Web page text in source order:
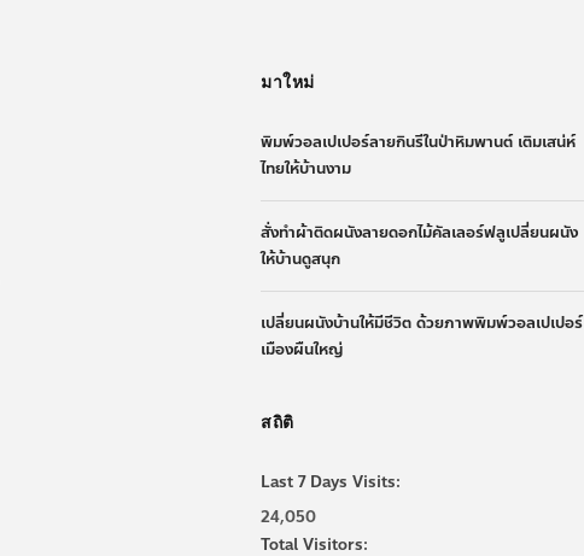
มาใหม่
พิมพ์วอลเปเปอร์ลายกินรีในป่าหิมพานต์ เติมเสน่ห์
ไทยให้บ้านงาม
สั่งทำผ้าติดผนังลายดอกไม้คัลเลอร์ฟลูเปลี่ยนผนัง
ให้บ้านดูสนุก
เปลี่ยนผนังบ้านให้มีชีวิต ด้วยภาพพิมพ์วอลเปเปอร์
เมืองผืนใหญ่
สถิติ
Last 7 Days Visits:
24,050
Total Visitors: